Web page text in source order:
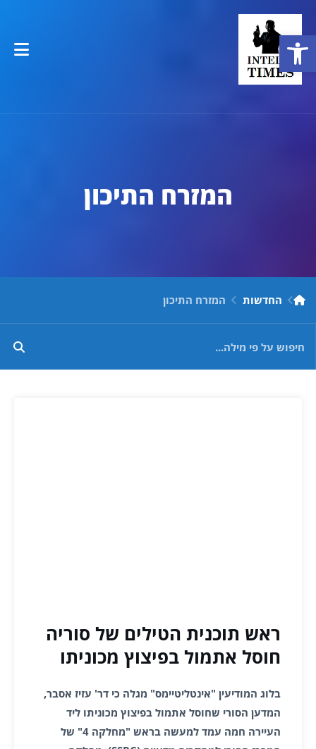
המזרח התיכון
החדשות המזרח התיכון
ראש תוכנית הטילים של סוריה
חוסל אתמול בפיצוץ מכוניתו
בלוג המודיעין "אינטליטיימס" מגלה כי דר' עזיז אסבר,
המדען הסורי שחוסל אתמול בפיצוץ מכוניתו ליד
העיירה חמה עמד למעשה בראש "מחלקה 4" של
פתח סרגל נגישות